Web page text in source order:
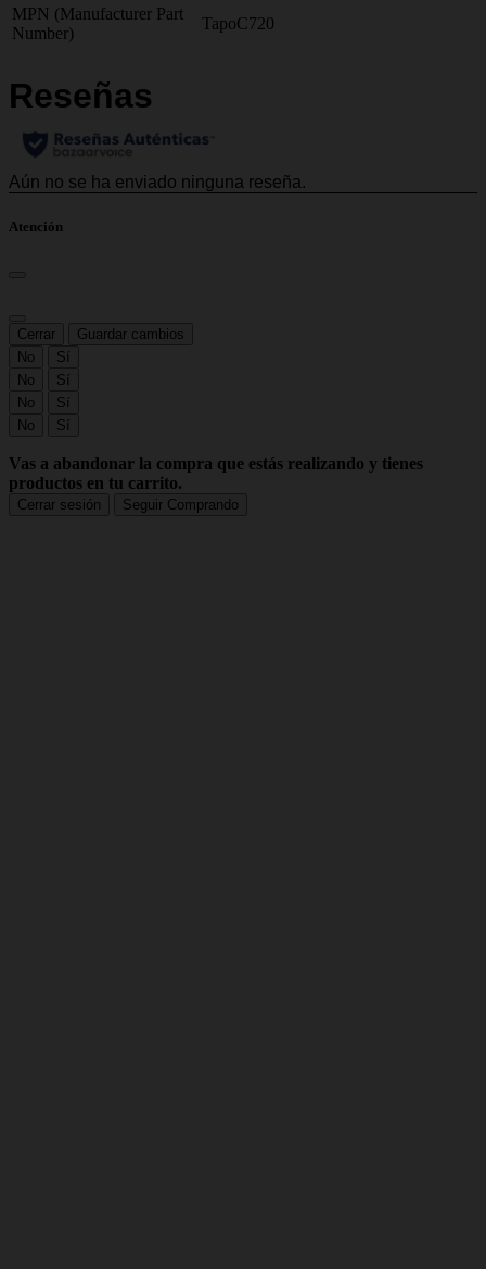
MPN (Manufacturer Part
Number)
TapoC720
Atención
Cerrar
Guardar cambios
No
Sí
No
Sí
No
Sí
No
Sí
Vas a abandonar la compra que estás realizando y tienes
productos en tu carrito.
Cerrar sesión Seguir Comprando